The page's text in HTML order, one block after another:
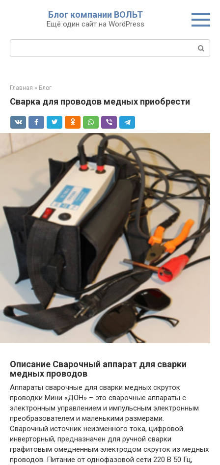
Блог компании ВОЛЬТ
Ещё один сайт на WordPress
Поиск:
Главная » Блог
Сварка для проводов медных приобрести
Описание Сварочный аппарат для сварки
медных проводов
Аппараты сварочные для сварки медных скруток
проводки Мини «ДОН» – это сварочные аппараты с
электронным управлением и импульсным электронным
преобразователем и маленькими размерами.
Сварочный источник неизменного тока, цифровой
инверторный, предназначен для ручной сварки
графитовым омедненным электродом скруток из медных
проводов. Питание от однофазовой сети 220 В 50 Гц,